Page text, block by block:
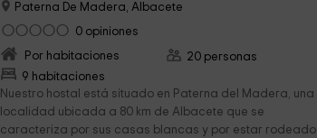
Paterna De Madera, Albacete
0 opiniones
Por habitaciones
9 habitaciones
20 personas
Nuestro hostal está situado en Paterna del Madera, una
localidad ubicada a 80 km de Albacete que se
caracteriza por sus casas blancas y por estar rodeado